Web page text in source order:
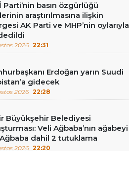
Parti’nin basın özgürlüğü
araştırılmasına ilişkin
AK Parti ve MHP’nin oylarıyla
2026 22:31
Erdoğan yarın Suudi
gidecek
2026 22:28
Büyükşehir Belediyesi
Veli Ağbaba’nın ağabeyi
dahil 2 tutuklama
2026 22:20